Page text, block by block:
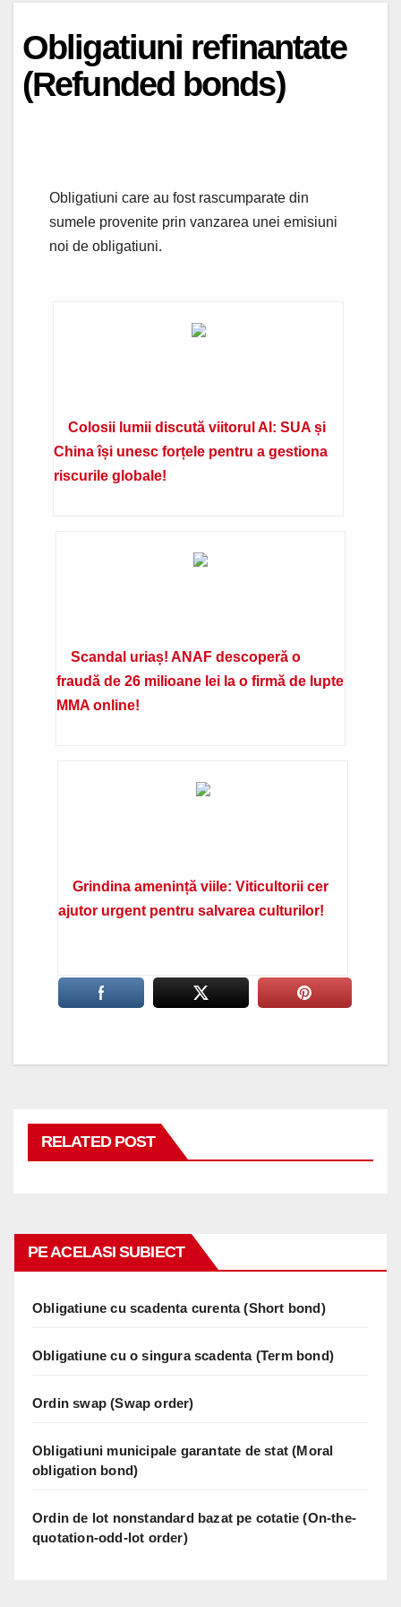
Obligatiuni refinantate
(Refunded bonds)
Obligatiuni care au fost rascumparate din
sumele provenite prin vanzarea unei emisiuni
noi de obligatiuni.
Colosii lumii discută viitorul AI: SUA și
China își unesc forțele pentru a gestiona
riscurile globale!
Scandal uriaș! ANAF descoperă o
fraudă de 26 milioane lei la o firmă de lupte
MMA online!
Grindina amenință viile: Viticultorii cer
ajutor urgent pentru salvarea culturilor!
RELATED POST
PE ACELASI SUBIECT
Obligatiune cu scadenta curenta (Short bond)
Obligatiune cu o singura scadenta (Term bond)
Ordin swap (Swap order)
Obligatiuni municipale garantate de stat (Moral
obligation bond)
Ordin de lot nonstandard bazat pe cotatie (On-the-
quotation-odd-lot order)